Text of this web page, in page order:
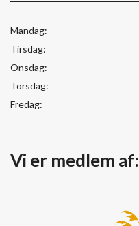
Mandag:
Tirsdag:
Onsdag:
Torsdag:
Fredag:
Vi er medlem af: